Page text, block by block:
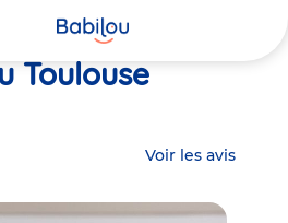
Toulouse
Voir les avis